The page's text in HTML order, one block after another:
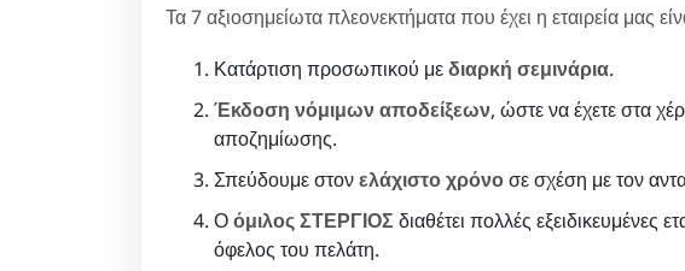
Τα 7 αξιοσημείωτα πλεονεκτήματα που έχει η εταιρεία μας
Κατάρτιση προσωπικού μεδιαρκή σεμινάρια.
Έκδοση νόμιμων αποδείξεων, ώστε να έχετε στα
αποζημίωσης.
Σπεύδουμε στονελάχιστο χρόνοσε σχέση με τον
Οόμιλος ΣΤΕΡΓΙΟΣ διαθέτει πολλές εξειδικευμένες
όφελος του πελάτη.